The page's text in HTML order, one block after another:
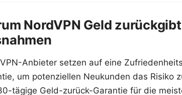
NordVPN Geld
Anbieter setzen auf eine
um potenziellen Neukunden das Risiko
tägige Geld-zurück-Garantie für die